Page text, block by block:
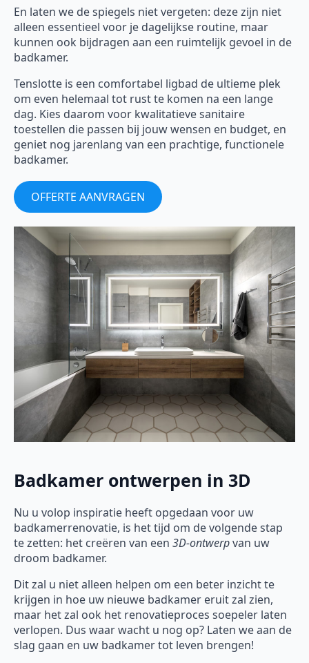
En laten we de spiegels niet vergeten: deze zijn niet
alleen essentieel voor je dagelijkse routine, maar
kunnen ook bijdragen aan een ruimtelijk gevoel in de
badkamer.
Tenslotte is een comfortabel ligbad de ultieme plek
om even helemaal tot rust te komen na een lange
dag. Kies daarom voor kwalitatieve sanitaire
toestellen die passen bij jouw wensen en budget, en
geniet nog jarenlang van een prachtige, functionele
badkamer.
OFFERTE AANVRAGEN
Badkamer ontwerpen in 3D
Nu u volop inspiratie heeft opgedaan voor uw
badkamerrenovatie, is het tijd om de volgende stap
te zetten: het creëren van een 3D-ontwerpvan uw
droom badkamer.
Dit zal u niet alleen helpen om een beter inzicht te
krijgen in hoe uw nieuwe badkamer eruit zal zien,
maar het zal ook het renovatieproces soepeler laten
verlopen. Dus waar wacht u nog op? Laten we aan de
slag gaan en uw badkamer tot leven brengen!